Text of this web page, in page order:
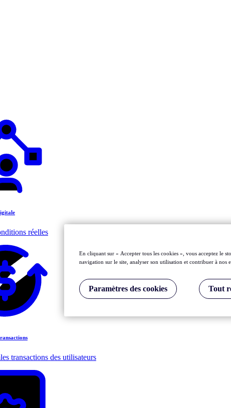
réelles
transactions des utilisateurs
En cliquant sur « Accepter tous les cookies », vous acceptez le
navigation sur le site, analyser son utilisation et contribuer à nos
Paramètres des cookies Tout